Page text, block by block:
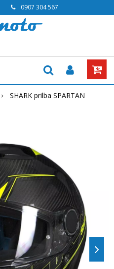
0907 304 567
SHARK prilba SPARTAN